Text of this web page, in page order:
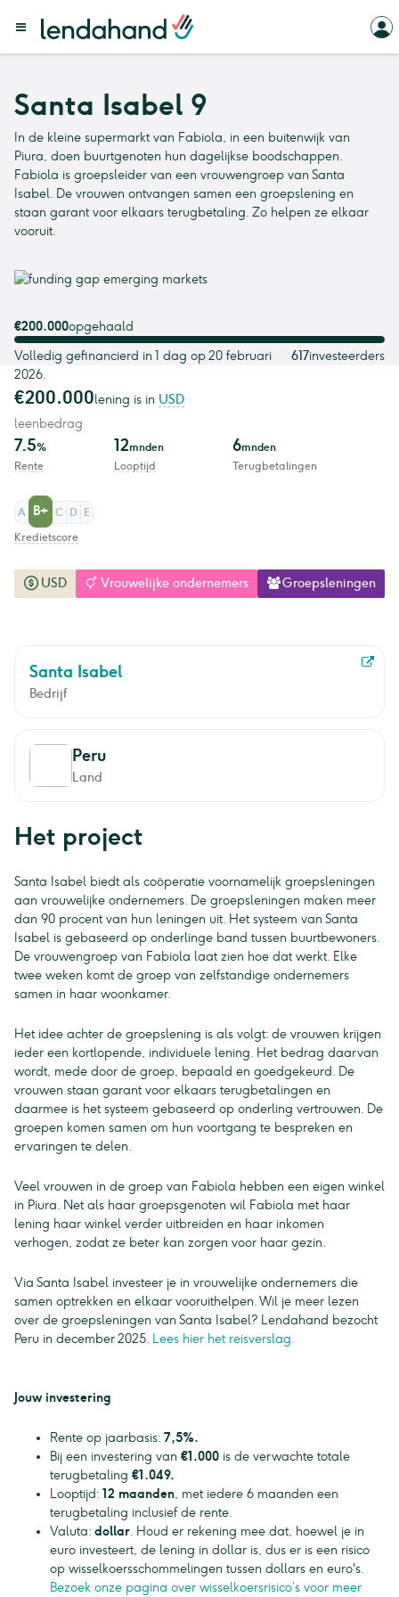
Santa Isabel 9
In de kleine supermarkt van Fabiola, in een buitenwijk van
Piura, doen buurtgenoten hun dagelijkse boodschappen.
Fabiola is groepsleider van een vrouwengroep van Santa
Isabel. De vrouwen ontvangen samen een groepslening en
staan garant voor elkaars terugbetaling. Zo helpen ze elkaar
vooruit.
Santa Isabel
Bedrijf
Peru
Land
Het project
Santa Isabel biedt als coöperatie voornamelijk groepsleningen
aan vrouwelijke ondernemers. De groepsleningen maken meer
dan 90 procent van hun leningen uit. Het systeem van Santa
Isabel is gebaseerd op onderlinge band tussen buurtbewoners.
De vrouwengroep van Fabiola laat zien hoe dat werkt. Elke
twee weken komt de groep van zelfstandige ondernemers
samen in haar woonkamer.
Het idee achter de groepslening is als volgt: de vrouwen krijgen
ieder een kortlopende, individuele lening. Het bedrag daarvan
wordt, mede door de groep, bepaald en goedgekeurd. De
vrouwen staan garant voor elkaars terugbetalingen en
daarmee is het systeem gebaseerd op onderling vertrouwen. De
groepen komen samen om hun voortgang te bespreken en
ervaringen te delen.
Veel vrouwen in de groep van Fabiola hebben een eigen winkel
in Piura. Net als haar groepsgenoten wil Fabiola met haar
lening haar winkel verder uitbreiden en haar inkomen
verhogen, zodat ze beter kan zorgen voor haar gezin.
Via Santa Isabel investeer je in vrouwelijke ondernemers die
samen optrekken en elkaar vooruithelpen. Wil je meer lezen
over de groepsleningen van Santa Isabel? Lendahand bezocht
Peru in december 2025. Lees hier het reisverslag.
Jouw investering
Rente op jaarbasis: 7,5%.
Bij een investering van €1.000 is de verwachte totale
terugbetaling €1.049.
Looptijd: 12 maanden, met iedere 6 maanden een
terugbetaling inclusief de rente.
Valuta: dollar. Houd er rekening mee dat, hoewel je in
euro investeert, de lening in dollar is, dus er is een risico
op wisselkoersschommelingen tussen dollars en euro's.
Bezoek onze pagina over wisselkoersrisico’s voor meer
€200.000opgehaald
Volledig gefinancierd in 1 dag op 20 februari
2026.
617investeerders
€200.000lening is in USD
leenbedrag
7.5%
Rente
12mnden
Looptijd
6mnden
Terugbetalingen
A B+ C D
E
Kredietscore
USD Vrouwelijke ondernemers Groepsleningen